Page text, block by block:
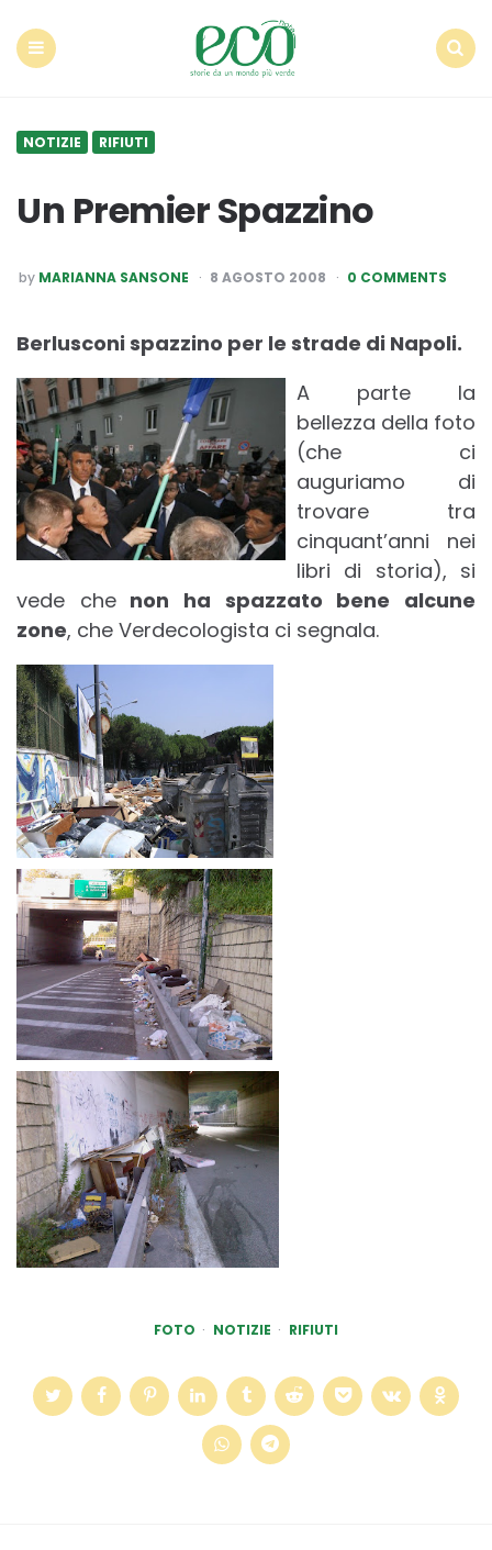
NOTIZIE RIFIUTI
Un Premier Spazzino
POSTED
BY
by MARIANNA SANSONE 8 AGOSTO 2008 0 COMMENTS
Berlusconi spazzino per le strade di Napoli.
A parte la
bellezza della foto
(che ci
auguriamo di
trovare tra
cinquant’anni nei
libri di storia), si
vede chenon ha spazzato bene alcune
zone, che Verdecologista ci segnala.
FOTO NOTIZIE RIFIUTI